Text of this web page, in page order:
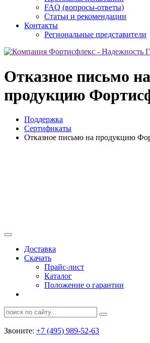
FAQ (вопросы-ответы)
Статьи и рекомендации
Контакты
Региональные представители
Отказное письмо на
продукцию
Поддержка
Сертификаты
Отказное письмо на продукцию
Доставка
Скачать
Прайс-лист
Каталог
Положение о гарантии
Звоните: +7 (495) 989-52-63